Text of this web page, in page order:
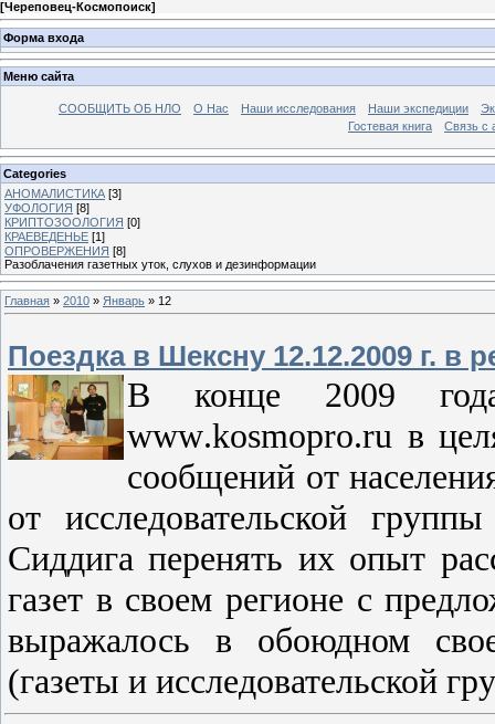
[Череповец-Космопоиск]
Форма входа
Меню сайта
СООБЩИТЬ ОБ НЛО О Нас Наши исследования Наши экспедиции
Гостевая книга
Связь с
Categories
АНОМАЛИСТИКА [3]
УФОЛОГИЯ [8]
КРИПТОЗООЛОГИЯ [0]
КРАЕВЕДЕНЬЕ [1]
ОПРОВЕРЖЕНИЯ [8]
Разоблачения газетных уток, слухов и дезинформации
Главная » 2010 » Январь » 12
Поездка в Шексну 12.12.2009 г. в
В конце 2009
www.kosmopro.ru в
сообщений от
от исследовательской
Сиддига перенять их опыт
газет в своем регионе с
выражалось в обоюдном
(газеты и исследовательской